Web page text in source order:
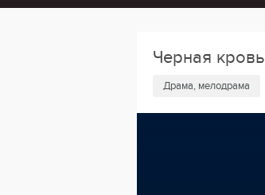
Черная кровь
Драма, мелодрама